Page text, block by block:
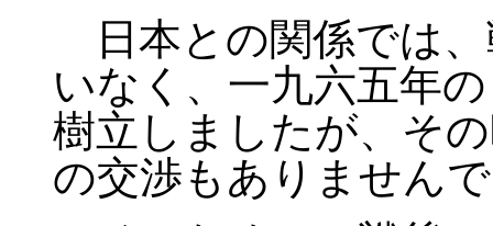
日本との関係では
いなく、一九六五年
樹立しましたが、そ
の交渉もありません